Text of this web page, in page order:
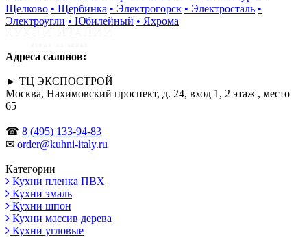
Щелково • Щербинка • Электрогорск • Электросталь •
Электроугли • Юбилейный • Яхрома
Адреса салонов:
► ТЦ ЭКСПОСТРОЙ
Москва, Нахимовский проспект, д. 24, вход 1, 2 этаж , место
65
☎ 8 (495) 133-94-83
✉ order@kuhni-italy.ru
Категории
Кухни пленка ПВХ
Кухни эмаль
Кухни шпон
Кухни массив дерева
Кухни угловые